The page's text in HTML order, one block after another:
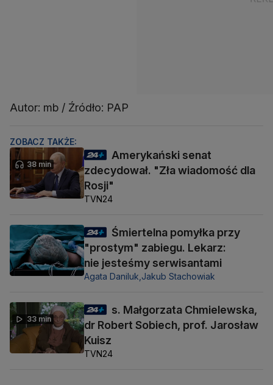
Autor: mb / Źródło: PAP
ZOBACZ TAKŻE:
38 min
Amerykański senat
zdecydował. "Zła wiadomość dla
Rosji"
TVN24
Śmiertelna pomyłka przy
"prostym" zabiegu. Lekarz:
nie jesteśmy serwisantami
Agata Daniluk, Jakub Stachowiak
33 min
s. Małgorzata Chmielewska,
dr Robert Sobiech, prof. Jarosław
Kuisz
TVN24